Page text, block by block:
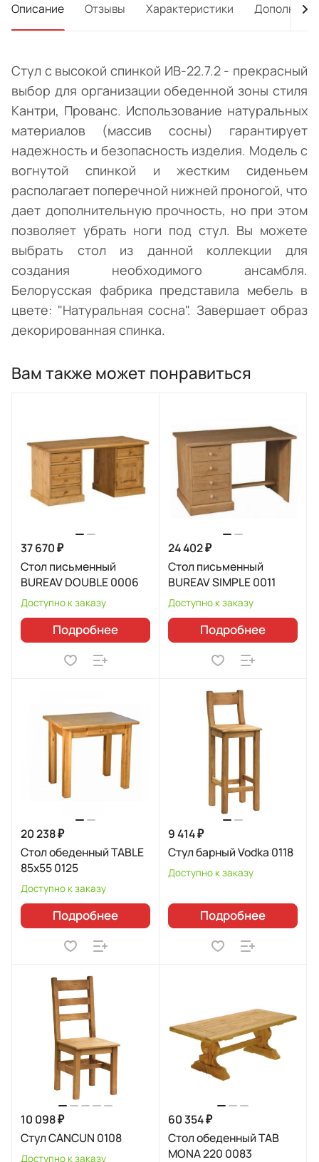
Описание Отзывы Характеристики
Стул с высокой спинкой ИВ-22.7.2 - прекрасный
выбор для организации обеденной зоны стиля
Кантри, Прованс. Использование натуральных
материалов (массив сосны) гарантирует
надежность и безопасность изделия. Модель с
вогнутой спинкой и жестким сиденьем
располагает поперечной нижней проногой, что
дает дополнительную прочность, но при этом
позволяет убрать ноги под стул. Вы можете
выбрать стол из данной коллекции для
создания необходимого ансамбля.
Белорусская фабрика представила мебель в
цвете: "Натуральная сосна". Завершает образ
декорированная спинка.
Вам также может понравиться
37 670 ₽
Стол письменный
BUREAV DOUBLE 0006
Доступно к заказу
Подробнее
24 402 ₽
Стол письменный
BUREAV SIMPLE 0011
Доступно к заказу
Подробнее
20 238 ₽
Стол обеденный TABLE
85x55 0125
Доступно к заказу
Подробнее
9 414 ₽
Стул барный Vodka 0118
Доступно к заказу
Подробнее
10 098 ₽
Стул CANCUN 0108
Доступно к заказу
60 354 ₽
Стол обеденный TAB
MONA 220 0083